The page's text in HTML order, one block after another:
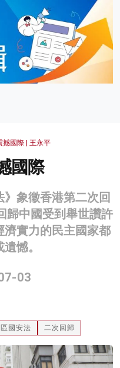
撼國際 | 王永平
國際
象徵香港第二次回
歸中國受到舉世讚許
實力的民主國家都
憾。
03
國安法 二次回歸